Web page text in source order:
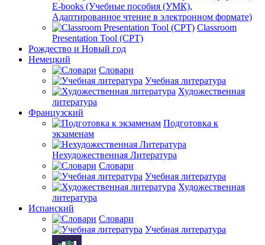
E-books (Учебные пособия (УМК),
Адаптированное чтение в электронном формате)
Classroom
Presentation Tool (CPT)
Рождество и Новый год
Немецкий
Словари
Учебная литература
Художественная
литература
Французский
Подготовка к
экзаменам
Нехудожественная Литература
Словари
Учебная литература
Художественная
литература
Испанский
Словари
Учебная литература